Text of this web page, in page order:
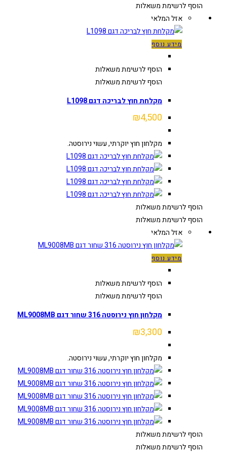
הוסף לרשימת משאלות
אזל המלאי
מידע נוסף
הוסף לרשימת משאלות
הוסף לרשימת משאלות
מקלחת חוץ לבריכה דגם L1098
₪4,500
מקלחון חוץ יוקרתי, עשוי נירוסטה.
הוסף לרשימת משאלות
הוסף לרשימת משאלות
אזל המלאי
מידע נוסף
הוסף לרשימת משאלות
הוסף לרשימת משאלות
מקלחון חוץ נירוסטה 316 שחור דגם ML9008MB
₪3,300
מקלחון חוץ יוקרתי, עשוי נירוסטה.
הוסף לרשימת משאלות
הוסף לרשימת משאלות